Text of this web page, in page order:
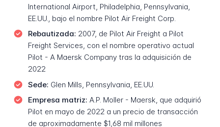
International Airport, Philadelphia, Pennsylvania,
EE.UU., bajo el nombre Pilot Air Freight Corp.
Rebautizada: 2007, de Pilot Air Freight a Pilot
Freight Services, con el nombre operativo actual
Pilot - A Maersk Company tras la adquisición de
2022
Sede: Glen Mills, Pennsylvania, EE.UU.
Empresa matriz: A.P. Moller - Maersk, que adquirió
Pilot en mayo de 2022 a un precio de transacción
de aproximadamente $1,68 mil millones